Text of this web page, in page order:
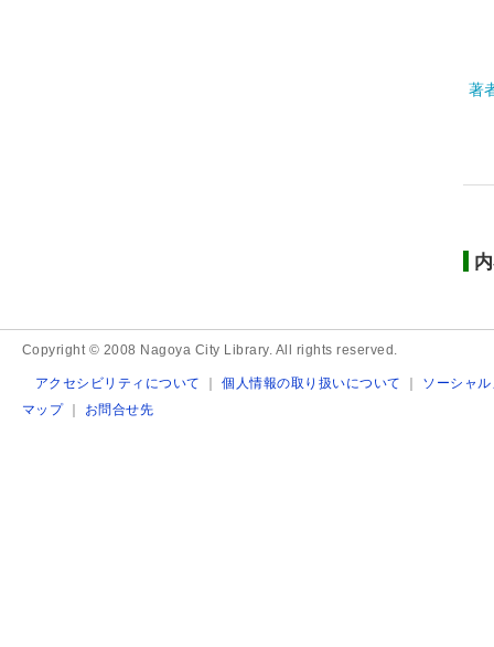
著
Copyright © 2008 Nagoya City Library. All rights reserved.
アクセシビリティについて ｜個人情報の取り扱いについて ｜ ソーシャ
マップ｜ お問合せ先